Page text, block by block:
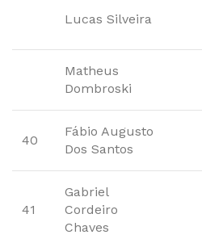
Lucas Silveira
Matheus
Dombroski
40
Fábio Augusto
Dos Santos
41
Gabriel
Cordeiro
Chaves